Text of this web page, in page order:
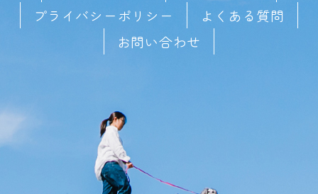
プライバシーポリシー
よくある質問
お問い合わせ